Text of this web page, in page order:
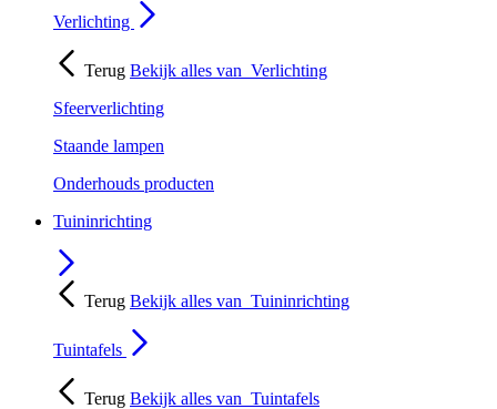
Verlichting
Terug Bekijk alles van Verlichting
Sfeerverlichting
Staande lampen
Onderhouds producten
Tuininrichting
Terug Bekijk alles van Tuininrichting
Tuintafels
Terug Bekijk alles van Tuintafels